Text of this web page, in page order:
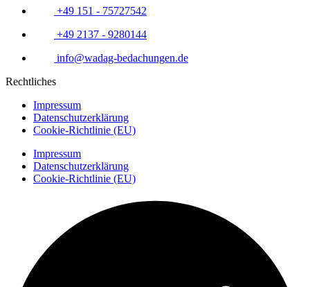
+49 151 - 75727542
+49 2137 - 9280144
info@wadag-bedachungen.de
Rechtliches
Impressum
Datenschutzerklärung
Cookie-Richtlinie (EU)
Impressum
Datenschutzerklärung
Cookie-Richtlinie (EU)